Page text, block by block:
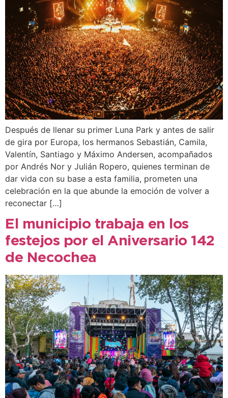
Después de llenar su primer Luna Park y antes de salir
de gira por Europa, los hermanos Sebastián, Camila,
Valentín, Santiago y Máximo Andersen, acompañados
por Andrés Nor y Julián Ropero, quienes terminan de
dar vida con su base a esta familia, prometen una
celebración en la que abunde la emoción de volver a
reconectar […]
El municipio trabaja en los
festejos por el Aniversario 142
de Necochea